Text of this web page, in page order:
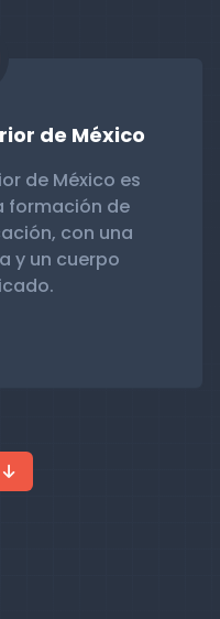
de México
de México es
formación de
con una
y un cuerpo